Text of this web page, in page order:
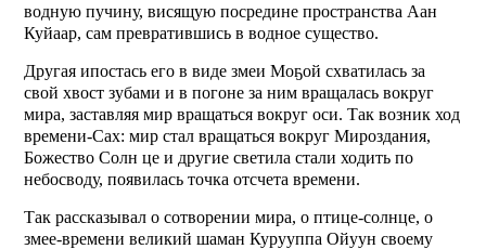
водную пучину, висящую посредине пространства Аан
Куйаар, сам превратившись в водное существо.
Другая ипостась его в виде змеи Моҕой схватилась за
свой хвост зубами и в погоне за ним вращалась вокруг
мира, заставляя мир вращаться вокруг оси. Так возник ход
времени-Сах: мир стал вращаться вокруг Мироздания,
Божество Солн це и другие светила стали ходить по
небосводу, появилась точка отсчета времени.
Так рассказывал о сотворении мира, о птице-солнце, о
змее-времени великий шаман Курууппа Ойуун своему